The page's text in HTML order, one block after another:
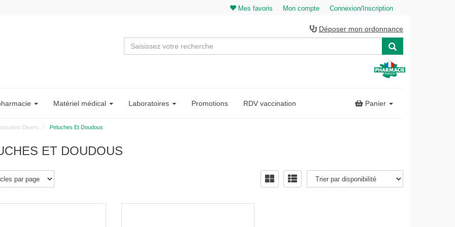
Mes favoris Mon compte Connexion/Inscription
Déposer mon ordonnance
Matériel médical Laboratoires Promotions RDV vaccination Panier
Divers Peluches Et Doudous
ET DOUDOUS